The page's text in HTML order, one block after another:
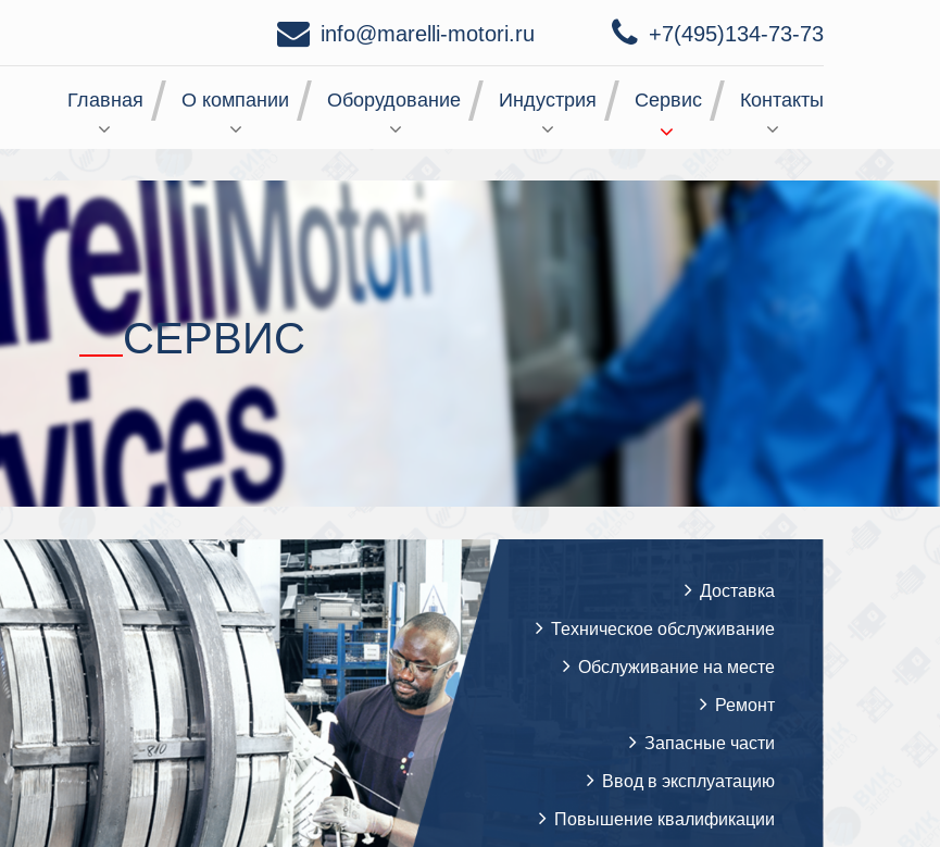
info@marelli-motori.ru +7(495)134-73-73
Главная О компании Оборудование Индустрия Сервис Контакты
СЕРВИС
Доставка
Техническое обслуживание
Обслуживание на месте
Ремонт
Запасные части
Ввод в эксплуатацию
Повышение квалификации